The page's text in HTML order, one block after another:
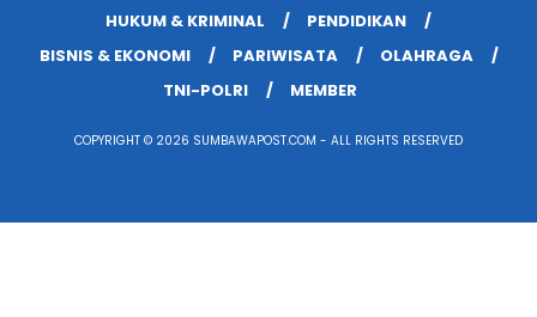
HUKUM & KRIMINAL
PENDIDIKAN
BISNIS & EKONOMI
PARIWISATA
OLAHRAGA
TNI-POLRI
MEMBER
COPYRIGHT © 2026 SUMBAWAPOST.COM - ALL RIGHTS RESERVED